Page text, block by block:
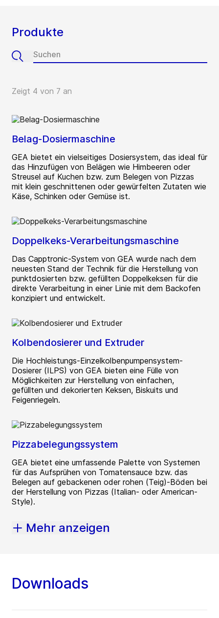
Produkte
Zeigt 4 von 7 an
Belag-Dosiermaschine
GEA bietet ein vielseitiges Dosiersystem, das ideal für
das Hinzufügen von Belägen wie Himbeeren oder
Streusel auf Kuchen bzw. zum Belegen von Pizzas
mit klein geschnittenen oder gewürfelten Zutaten wie
Käse, Schinken oder Gemüse ist.
Doppelkeks-Verarbeitungsmaschine
Das Capptronic-System von GEA wurde nach dem
neuesten Stand der Technik für die Herstellung von
punktdosierten bzw. gefüllten Doppelkeksen für die
direkte Verarbeitung in einer Linie mit dem Backofen
konzipiert und entwickelt.
Kolbendosierer und Extruder
Die Hochleistungs-Einzelkolbenpumpensystem-
Dosierer (ILPS) von GEA bieten eine Fülle von
Möglichkeiten zur Herstellung von einfachen,
gefüllten und dekorierten Keksen, Biskuits und
Feigenriegeln.
Pizzabelegungssystem
GEA bietet eine umfassende Palette von Systemen
für das Aufsprühen von Tomatensauce bzw. das
Belegen auf gebackenen oder rohen (Teig)-Böden bei
der Herstellung von Pizzas (Italian- oder American-
Style).
Mehr anzeigen
Downloads